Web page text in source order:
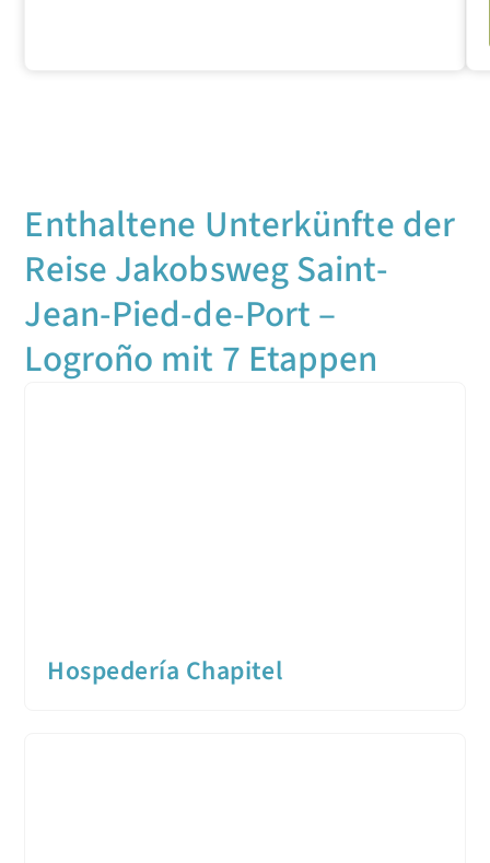
Enthaltene Unterkünfte der
Reise Jakobsweg Saint-
Jean-Pied-de-Port –
Logroño mit 7 Etappen
Hospedería Chapitel